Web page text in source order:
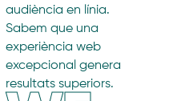
audiència en línia.
Sabem que una
experiència web
excepcional genera
resultats superiors.